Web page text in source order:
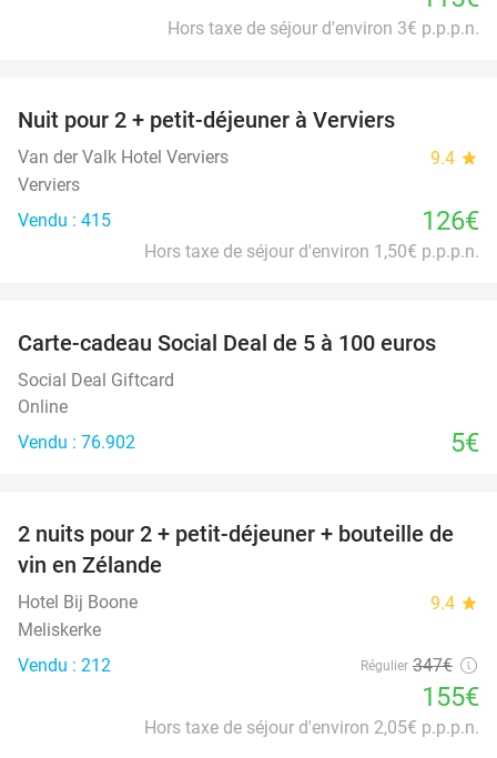
Hors taxe de séjour d'environ 3€ p.p.p.n.
Nuit pour 2 + petit-déjeuner à Verviers
Van der Valk Hotel Verviers 9.4 star
Verviers
Vendu : 415
126€
Hors taxe de séjour d'environ 1,50€ p.p.p.n.
Carte-cadeau Social Deal de 5 à 100 euros
Social Deal Giftcard
Online
Vendu : 76.902
5€
55%
2 nuits pour 2 + petit-déjeuner + bouteille de
vin en Zélande
Hotel Bij Boone 9.4 star
Meliskerke
Vendu : 212
Régulier 347€
155€
Hors taxe de séjour d'environ 2,05€ p.p.p.n.